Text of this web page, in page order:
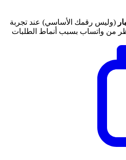
(وليس رقمك الأساسي) عند تجربة
من واتساب بسبب أنماط الطلبات